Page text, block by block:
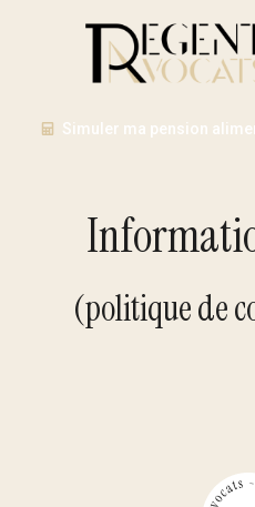
Simuler ma pension
(politique de